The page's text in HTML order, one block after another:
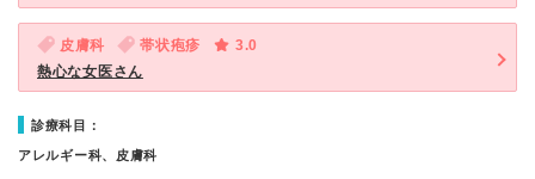
皮膚科 帯状疱疹
3.0
熱心な女医さん
診療科目：
アレルギー科、皮膚科